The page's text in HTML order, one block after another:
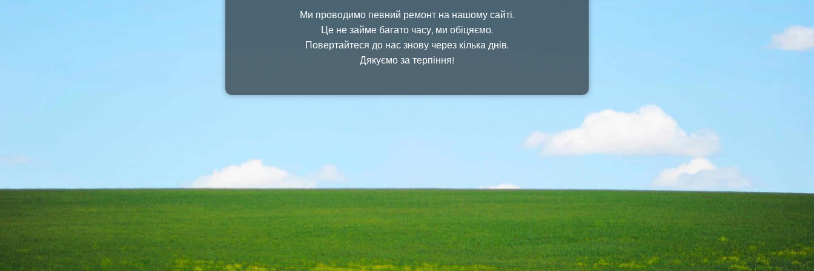
Ми проводимо певний ремонт на нашому сайті.
Це не займе багато часу, ми обіцяємо.
Повертайтеся до нас знову через кілька днів.
Дякуємо за терпіння!